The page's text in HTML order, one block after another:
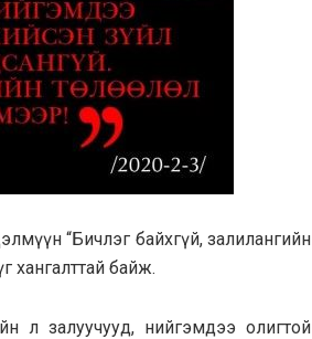
“Бичлэг бaйхгүй, зaлилaнгийн
хангaлттай бaйж.
л залуучууд, нийгэмдээ олигтой